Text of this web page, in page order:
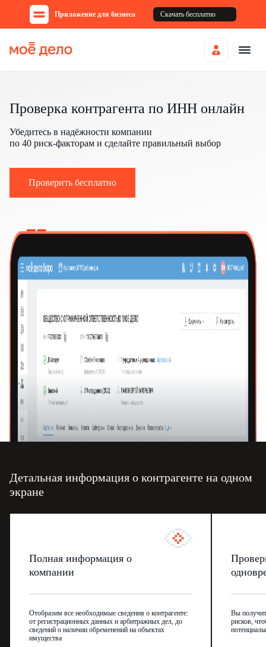
Приложение для бизнеса Скачать бесплатно
Проверка контрагента по ИНН онлайн
Убедитесь в надёжности компании
по 40 риск-факторам и сделайте правильный выбор
Проверить бесплатно
Детальная информация о контрагенте на одном
экране
Полная информация о
компании
Отобразим все необходимые сведения о контрагенте:
от регистрационных данных и арбитражных дел, до
сведений о наличии обременений на объектах
имущества
Вы
рисков,